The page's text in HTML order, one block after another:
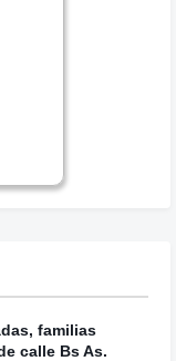
familias
calle Bs As.